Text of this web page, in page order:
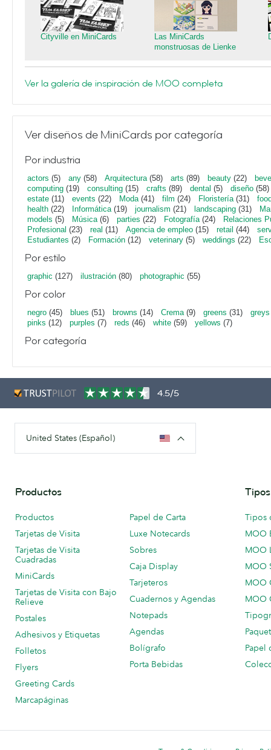
Cityville en MiniCards
Las MiniCards
monstruosas de Lienke
Ver la galería de inspiración de MOO completa
Ver diseños de MiniCards por categoría
Por industria
actors (5) any (58) Arquitectura(58) arts (89) beauty (22)
computing (19) consulting (15) crafts (89) dental (5) diseño (58)
estate (11) events (22) Moda(41) film (24) Floristería(31)
health (22) Informática(19) journalism (21) landscaping (31)
models (5) Música(6) parties (22) Fotografía(24)
Relaciones
Profesional (23) real (11) Agencia de empleo (15) retail (44)
Estudiantes (2) Formación (12) veterinary (5) weddings (22)
Por estilo
graphic (127) ilustración (80) photographic (55)
Por color
negro (45) blues (51) browns (14) Crema(9) greens (31) greys
pinks (12) purples (7) reds (46) white (59) yellows (7)
Por categoría
4.5/5
United States (Español)
Productos
Productos
Tarjetas de Visita
Tarjetas de Visita
Cuadradas
MiniCards
Tarjetas de Visita con Bajo
Relieve
Postales
Adhesivos y Etiquetas
Folletos
Flyers
Greeting Cards
Marcapáginas
Papel de Carta
Luxe Notecards
Sobres
Caja Display
Tarjeteros
Cuadernos y Agendas
Notepads
Agendas
Bolígrafo
Porta Bebidas
Tipos
MOO
MOO
MOO
MOO
MOO
Papel